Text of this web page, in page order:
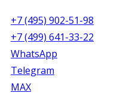
+7 (495) 902-51-98
+7 (499) 641-33-22
WhatsApp
Telegram
MAX